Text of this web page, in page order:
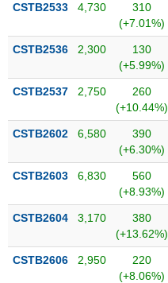
thái
phiếu
mô
thị
Niêm
Niêm
mới
CSTB2533 4,730
310
(+7.01%)
CSTB2536 2,300
130
(+5.99%)
CSTB2537 2,750
260
(+10.44%)
CSTB2602 6,580
390
(+6.30%)
CSTB2603 6,830
560
(+8.93%)
CSTB2604 3,170
380
(+13.62%)
CSTB2606 2,950
220
(+8.06%)
NGÀNH
DOANH
NGHIỆP
PHIẾU
PHÁI